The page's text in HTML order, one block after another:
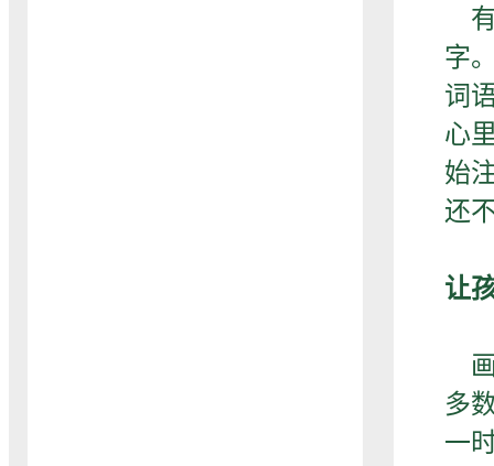
有
字
词
心
始
还
让
画
多
一